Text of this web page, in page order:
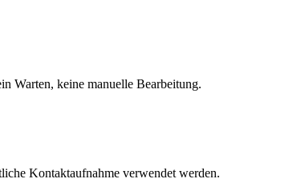
Warten, keine manuelle Bearbeitung.
Kontaktaufnahme verwendet werden.